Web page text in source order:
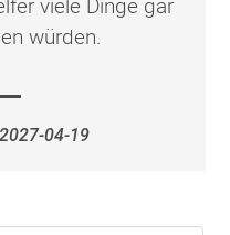
würden.
04-19